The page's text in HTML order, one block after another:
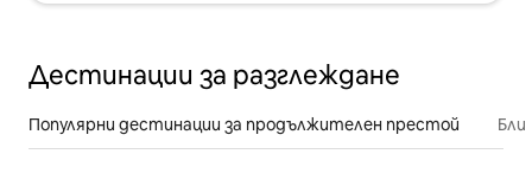
Дестинации за разглеждане
Популярни дестинации за продължителен престой